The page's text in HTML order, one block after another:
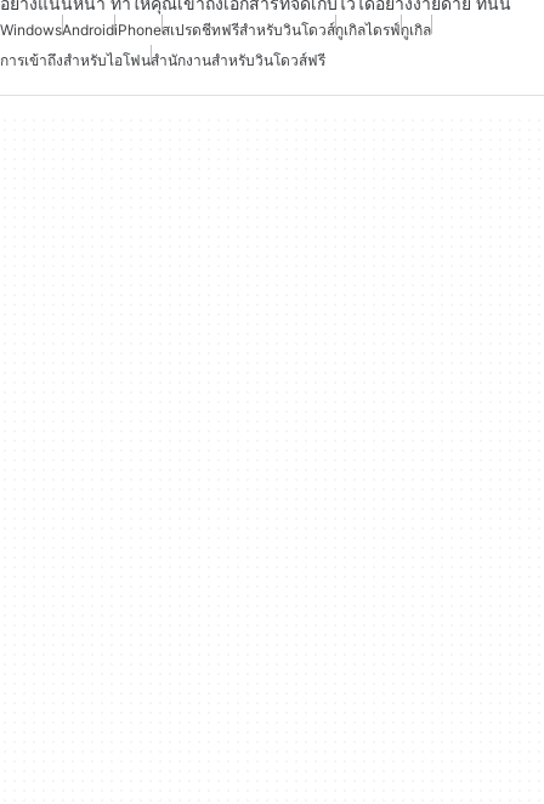
WindowsAndroidiPhoneสเปรดชีทฟรีสำหรับวินโดวส์กูเกิลไดรฟ์กูเกิล
การเข้าถึงสำหรับไอโฟนสำนักงานสำหรับวินโดวส์ฟรี